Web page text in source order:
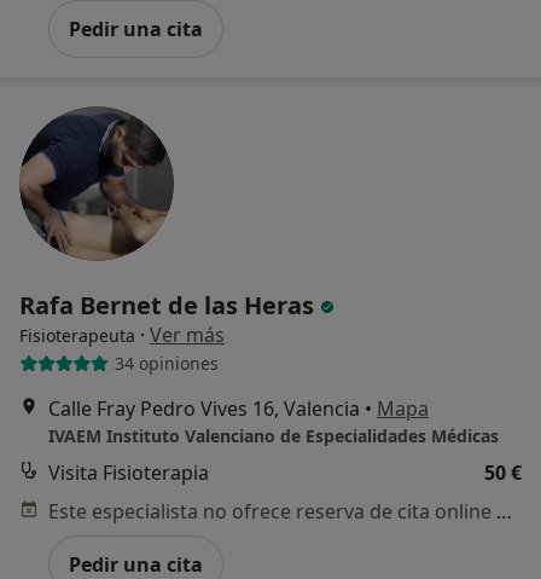
Pedir una cita
Rafa Bernet de las Heras
Fisioterapeuta · Ver más
34 opiniones
Calle Fray Pedro Vives 16, Valencia • Mapa
IVAEM Instituto Valenciano de Especialidades Médicas
Visita Fisioterapia
50 €
Este especialista no ofrece reserva de cita online en esta dirección.
Pedir una cita